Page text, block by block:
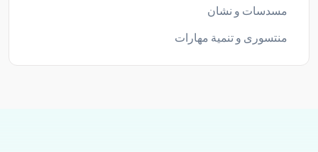
مسدسات و نشان
منتسورى و تنمية مهارات